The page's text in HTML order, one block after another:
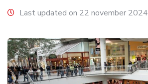
Last updated on 22 november 2024